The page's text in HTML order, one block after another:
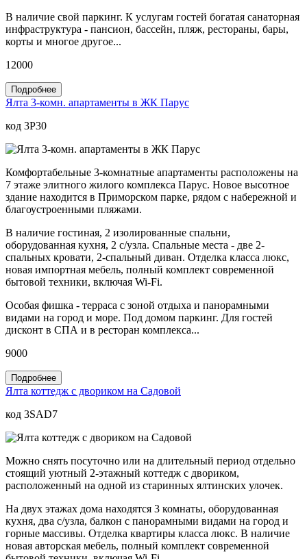
В наличие свой паркинг. К услугам гостей богатая санаторная
инфраструктура - пансион, бассейн, пляж, рестораны, бары,
корты и многое другое...
12000
Подробнее
Ялта 3-комн. апартаменты в ЖК Парус
код 3P30
Комфортабельные 3-комнатные апартаменты расположены на
7 этаже элитного жилого комплекса Парус. Новое высотное
здание находится в Приморском парке, рядом с набережной и
благоустроенными пляжами.
В наличие гостиная, 2 изолированные спальни,
оборудованная кухня, 2 с/узла. Спальные места - две 2-
спальных кровати, 2-спальный диван. Отделка класса люкс,
новая импортная мебель, полный комплект современной
бытовой техники, включая Wi-Fi.
Особая фишка - терраса с зоной отдыха и панорамными
видами на город и море. Под домом паркинг. Для гостей
дисконт в СПА и в ресторан комплекса...
9000
Подробнее
Ялта коттедж с двориком на Садовой
код 3SAD7
Можно снять посуточно или на длительный период отдельно
стоящий уютный 2-этажный коттедж с двориком,
расположенный на одной из старинных ялтинских улочек.
На двух этажах дома находятся 3 комнаты, оборудованная
кухня, два с/узла, балкон с панорамными видами на город и
горные массивы. Отделка квартиры класса люкс. В наличие
новая авторская мебель, полный комплект современной